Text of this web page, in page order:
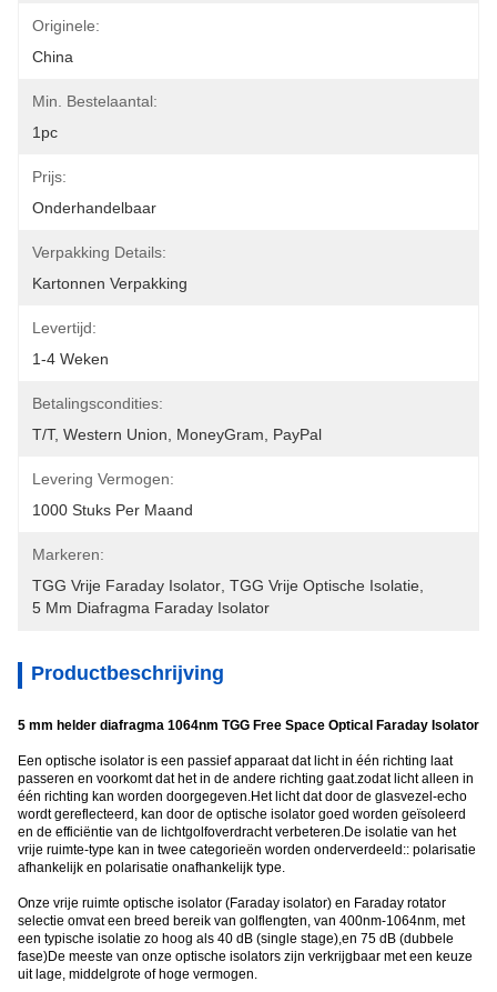
Originele:
China
Min. Bestelaantal:
1pc
Prijs:
Onderhandelbaar
Verpakking Details:
Kartonnen Verpakking
Levertijd:
1-4 Weken
Betalingscondities:
T/T, Western Union, MoneyGram, PayPal
Levering Vermogen:
1000 Stuks Per Maand
Markeren:
TGG Vrije Faraday Isolator TGG Vrije Optische Isolatie
5 Mm Diafragma Faraday Isolator
Productbeschrijving
5 mm helder diafragma 1064nm TGG Free Space Optical Faraday Isolator
Een optische isolator is een passief apparaat dat licht in één richting laat
passeren en voorkomt dat het in de andere richting gaat.zodat licht alleen in
één richting kan worden doorgegeven.Het licht dat door de glasvezel-echo
wordt gereflecteerd, kan door de optische isolator goed worden geïsoleerd
en de efficiëntie van de lichtgolfoverdracht verbeteren.De isolatie van het
vrije ruimte-type kan in twee categorieën worden onderverdeeld:: polarisatie
afhankelijk en polarisatie onafhankelijk type.
Onze vrije ruimte optische isolator (Faraday isolator) en Faraday rotator
selectie omvat een breed bereik van golflengten, van 400nm-1064nm, met
een typische isolatie zo hoog als 40 dB (single stage),en 75 dB (dubbele
fase)De meeste van onze optische isolators zijn verkrijgbaar met een keuze
uit lage, middelgrote of hoge vermogen.